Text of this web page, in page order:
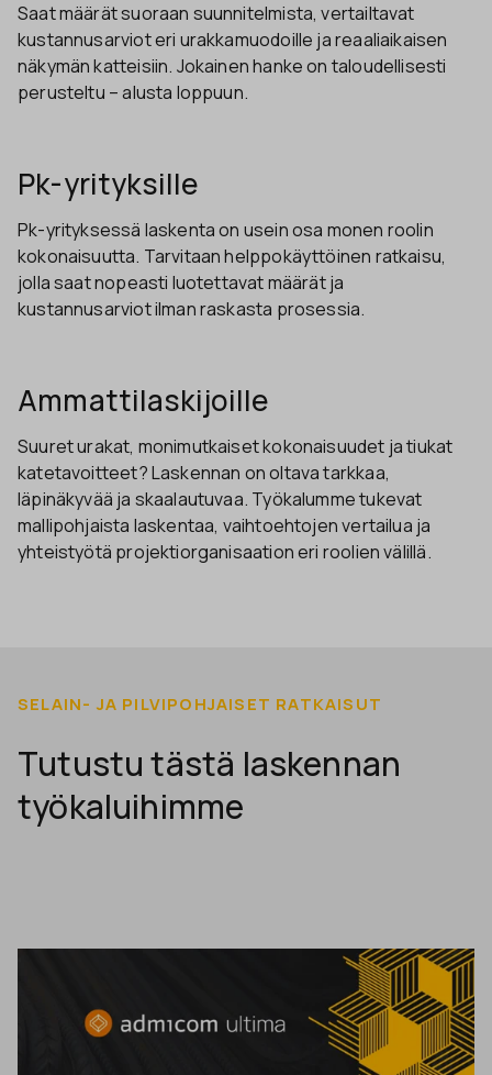
Saat määrät suoraan suunnitelmista, vertailtavat
kustannusarviot eri urakkamuodoille ja reaaliaikaisen
näkymän katteisiin. Jokainen hanke on taloudellisesti
perusteltu – alusta loppuun.
Pk-yrityksille
Pk-yrityksessä laskenta on usein osa monen roolin
kokonaisuutta. Tarvitaan helppokäyttöinen ratkaisu,
jolla saat nopeasti luotettavat määrät ja
kustannusarviot ilman raskasta prosessia.
Ammattilaskijoille
Suuret urakat, monimutkaiset kokonaisuudet ja tiukat
katetavoitteet? Laskennan on oltava tarkkaa,
läpinäkyvää ja skaalautuvaa. Työkalumme tukevat
mallipohjaista laskentaa, vaihtoehtojen vertailua ja
yhteistyötä projektiorganisaation eri roolien välillä.
SELAIN- JA PILVIPOHJAISET RATKAISUT
Tutustu tästä laskennan
työkaluihimme